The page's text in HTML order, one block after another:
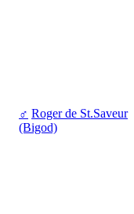
♂ Roger de St.Saveur
(Bigod)